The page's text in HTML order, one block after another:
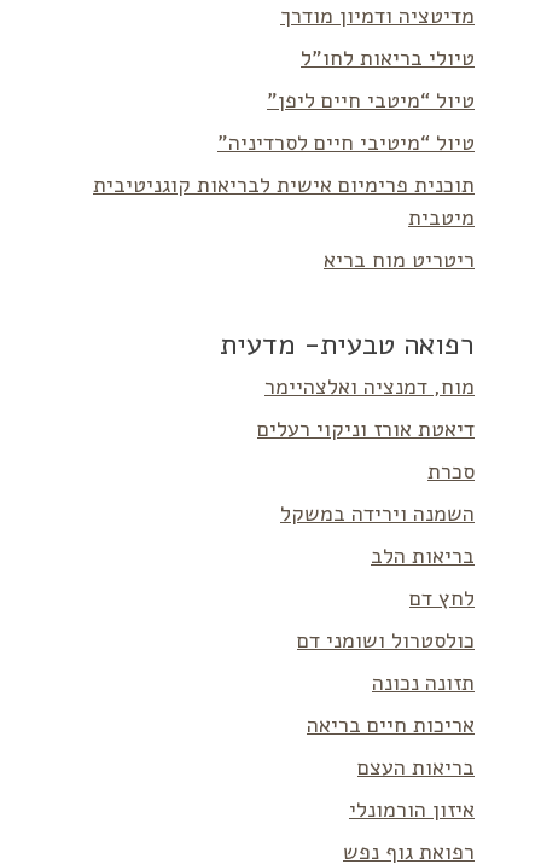
מדיטציה ודמיון מודרך
טיולי בריאות לחו”ל
טיול “מיטבי חיים ליפן”
טיול “מיטיבי חיים לסרדיניה”
תוכנית פרימיום אישית לבריאות קוגניטיבית
מיטבית
ריטריט מוח בריא
רפואה טבעית- מדעית
מוח, דמנציה ואלצהיימר
דיאטת אורז וניקוי רעלים
סכרת
השמנה וירידה במשקל
בריאות הלב
לחץ דם
כולסטרול ושומני דם
תזונה נכונה
אריכות חיים בריאה
בריאות העצם
איזון הורמונלי
רפואת גוף נפש